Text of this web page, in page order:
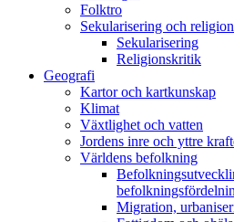
Folktro
Sekularisering och
Sekularisering
Religionskritik
Geografi
Kartor och kartkunskap
Klimat
Växtlighet och vatten
Jordens inre och yttre
Världens befolkning
Migration,